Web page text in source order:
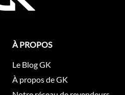
À PROPOS
Le Blog GK
À propos de GK